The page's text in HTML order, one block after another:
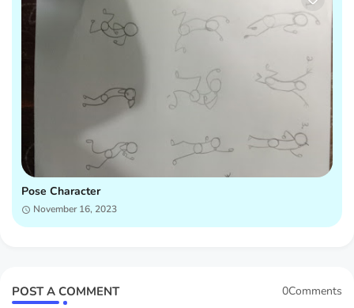
Pose Character
November 16, 2023
POST A COMMENT 0Comments